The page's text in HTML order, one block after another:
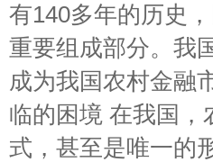
有140多年的历史
重要组成部分。我
成为我国农村金融
临的困境 在我国
式，甚至是唯一的